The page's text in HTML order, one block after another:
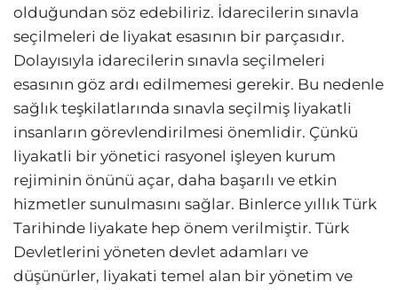
olduğundan söz edebiliriz. İdarecilerin sınavla
seçilmeleri de liyakat esasının bir parçasıdır.
Dolayısıyla idarecilerin sınavla seçilmeleri
esasının göz ardı edilmemesi gerekir. Bu nedenle
sağlık teşkilatlarında sınavla seçilmiş liyakatli
insanların görevlendirilmesi önemlidir. Çünkü
liyakatli bir yönetici rasyonel işleyen kurum
rejiminin önünü açar, daha başarılı ve etkin
hizmetler sunulmasını sağlar. Binlerce yıllık Türk
Tarihinde liyakate hep önem verilmiştir. Türk
Devletlerini yöneten devlet adamları ve
düşünürler, liyakati temel alan bir yönetim ve